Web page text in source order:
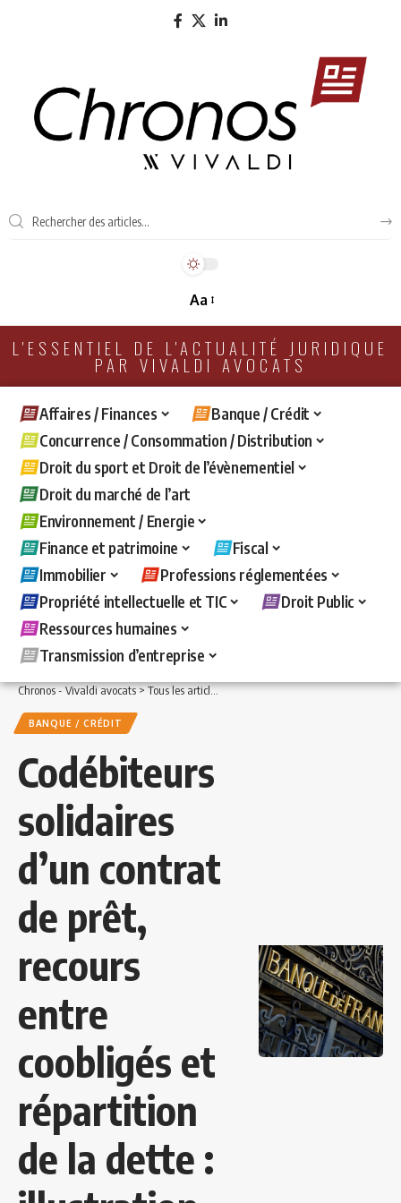
Aa
L'ESSENTIEL DE L'ACTUALITÉ JURIDIQUE
PAR VIVALDI AVOCATS
Affaires / Finances
Banque / Crédit
Concurrence / Consommation / Distribution
Droit du sport et Droit de l’évènementiel
Droit du marché de l’art
Environnement / Energie
Finance et patrimoine
Fiscal
Immobilier
Professions réglementées
Propriété intellectuelle et TIC
Droit Public
Ressources humaines
Transmission d’entreprise
Chronos - Vivaldi avocats>Tous les articles >Banque / Crédit>Codébiteurs
BANQUE / CRÉDIT
Codébiteurs
solidaires
d’un contrat
de prêt,
recours
entre
coobligés et
répartition
de la dette :